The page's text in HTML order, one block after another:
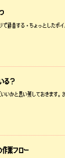
で録音する・ちょっとした
る？
いかと思い残しておきます
作業フロー